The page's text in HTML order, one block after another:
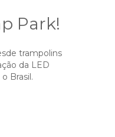
Park!
trampolins
da LED
Brasil.